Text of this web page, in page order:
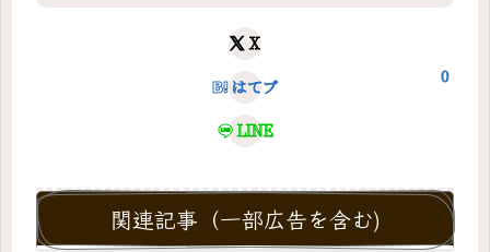
X
はてブ
0
LINE
関連記事（一部広告を含む)